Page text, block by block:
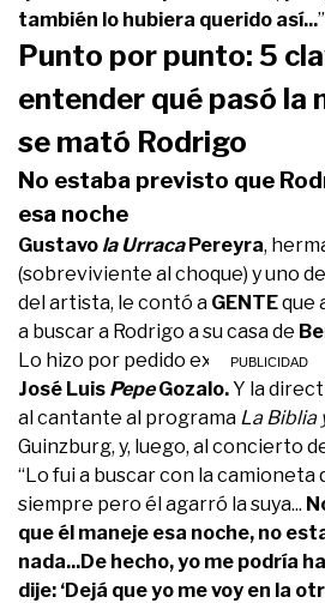
también lo hubiera querido así...
Punto por punto: 5
entender qué pasó la
se mató Rodrigo
No estaba previsto que
esa noche
Gustavo la UrracaPereyra,
(sobreviviente al choque) y uno
del artista, le contó a GENTEque
a buscar a Rodrigo a su casa de
Lo hizo por pedido expreso del
José Luis PepeGozalo.Y la
al cantante al programa La Biblia
Guinzburg, y, luego, al concierto
“Lo fui a buscar con la camioneta
siempre pero él agarró la suya...
que él maneje esa noche, no
nada...De hecho, yo me podría
dije: ‘Dejá que yo me voy en la